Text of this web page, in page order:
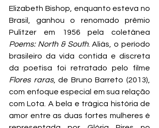
Elizabeth Bishop, enquanto esteva no
Brasil, ganhou o renomado prêmio
Poems: North & South. Aliás, o período
brasileiro da vida contida e discreta
Flores raras, de Bruno Barreto (2013),
com enfoque especial em sua relação
com Lota. A bela e trágica história de
amor entre as duas fortes mulheres é